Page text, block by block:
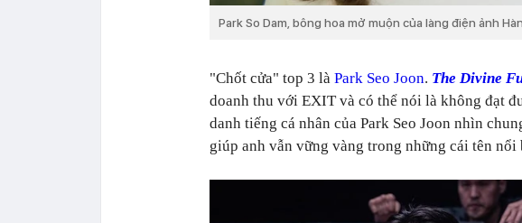
Park So Dam, bông hoa mở muộn của làng điện ảnh
"Chốt cửa" top 3 là Park Seo Joon. The Divine
doanh thu với EXIT và có thể nói là không đạt
danh tiếng cá nhân của Park Seo Joon nhìn
giúp anh vẫn vững vàng trong những cái tên